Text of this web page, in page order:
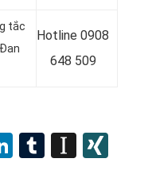
tắc
Hotline 0908
648 509
LinkedIn
Tumblr